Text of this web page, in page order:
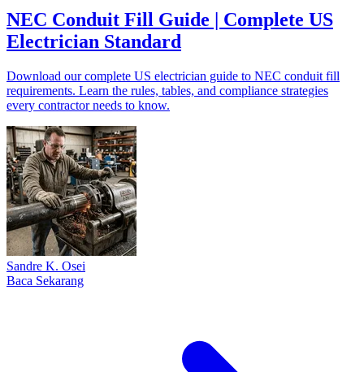
NEC Conduit Fill Guide | Complete US
Electrician Standard
Download our complete US electrician guide to NEC conduit fill
requirements. Learn the rules, tables, and compliance strategies
every contractor needs to know.
Sandre K. Osei
Baca Sekarang